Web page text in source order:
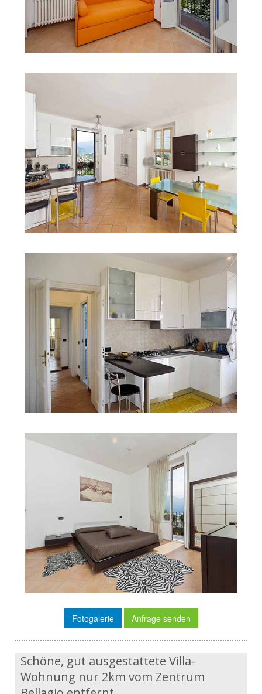
Fotogalerie Anfrage senden
Schöne, gut ausgestattete Villa-
Wohnung nur 2km vom Zentrum